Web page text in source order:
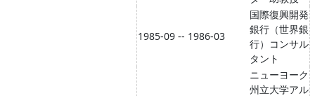
1985-09 -- 1986-03
国際復興開発
銀行（世界銀
行）コンサル
タント
ニューヨーク
州立大学アル